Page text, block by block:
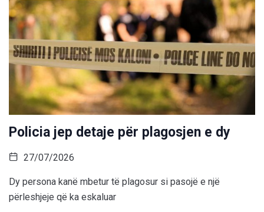
Policia jep detaje për plagosjen e dy
27/07/2026
Dy persona kanë mbetur të plagosur si pasojë e një
përleshjeje që ka eskaluar